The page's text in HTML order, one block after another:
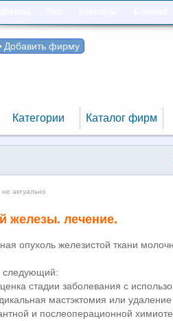
Добавить фирму
Категории Каталог фирм
актуально
железы. лечение.
опухоль железистой ткани
следующий:
стадии заболевания с
мастэктомия или
и послеоперационной